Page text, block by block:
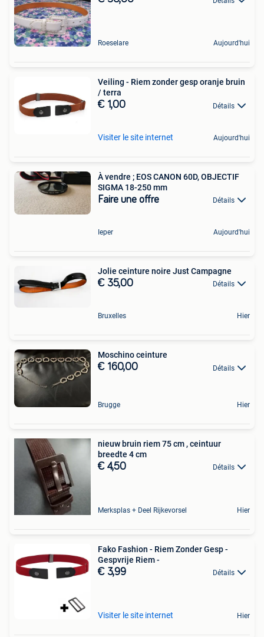
Roeselare Aujourd'hui
Veiling - Riem zonder gesp oranje bruin
/ terra
€ 1,00 Détails
Visiter le site internet Aujourd'hui
À vendre ; EOS CANON 60D, OBJECTIF
SIGMA 18-250 mm
Faire une offre Détails
Ieper Aujourd'hui
Jolie ceinture noire Just Campagne
€ 35,00 Détails
Bruxelles Hier
Moschino ceinture
€ 160,00 Détails
Brugge Hier
nieuw bruin riem 75 cm , ceintuur
breedte 4 cm
€ 4,50 Détails
Merksplas + Deel Rijkevorsel Hier
Fako Fashion - Riem Zonder Gesp -
Gespvrije Riem -
€ 3,99 Détails
Visiter le site internet Hier